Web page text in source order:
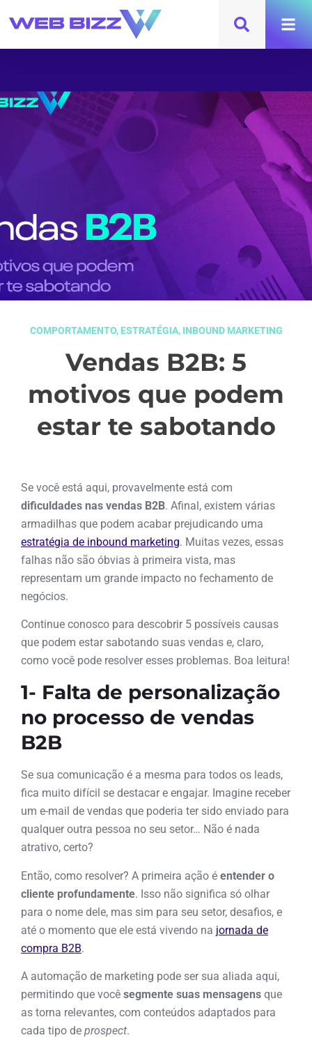
COMPORTAMENTO, ESTRATÉGIA, INBOUND MARKETING
Vendas B2B: 5
motivos que podem
estar te sabotando
Se você está aqui, provavelmente está com
dificuldades nas vendas B2B. Afinal, existem várias
armadilhas que podem acabar prejudicando uma
estratégia de inbound marketing. Muitas vezes, essas
falhas não são óbvias à primeira vista, mas
representam um grande impacto no fechamento de
negócios.
Continue conosco para descobrir 5 possíveis causas
que podem estar sabotando suas vendas e, claro,
como você pode resolver esses problemas. Boa leitura!
1- Falta de personalização
no processo de vendas
B2B
Se sua comunicação é a mesma para todos os leads,
fica muito difícil se destacar e engajar. Imagine receber
um e-mail de vendas que poderia ter sido enviado para
qualquer outra pessoa no seu setor… Não é nada
atrativo, certo?
Então, como resolver? A primeira ação é entender o
cliente profundamente. Isso não significa só olhar
para o nome dele, mas sim para seu setor, desafios, e
até o momento que ele está vivendo na jornada de
compra B2B.
A automação de marketing pode ser sua aliada aqui,
permitindo que você segmente suas mensagens que
as torna relevantes, com conteúdos adaptados para
cada tipo de prospect.